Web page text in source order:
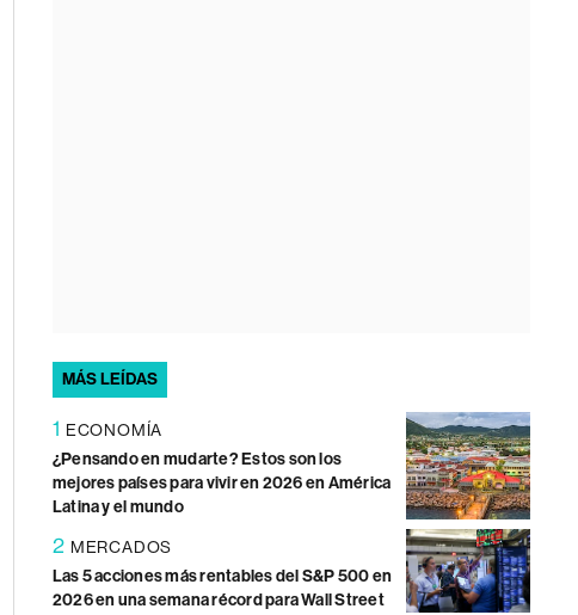
MÁS LEÍDAS
1 ECONOMÍA
¿Pensando en mudarte? Estos son los
mejores países para vivir en 2026 en América
Latina y el mundo
2 MERCADOS
Las 5 acciones más rentables del S&P 500 en
2026 en una semana récord para Wall Street